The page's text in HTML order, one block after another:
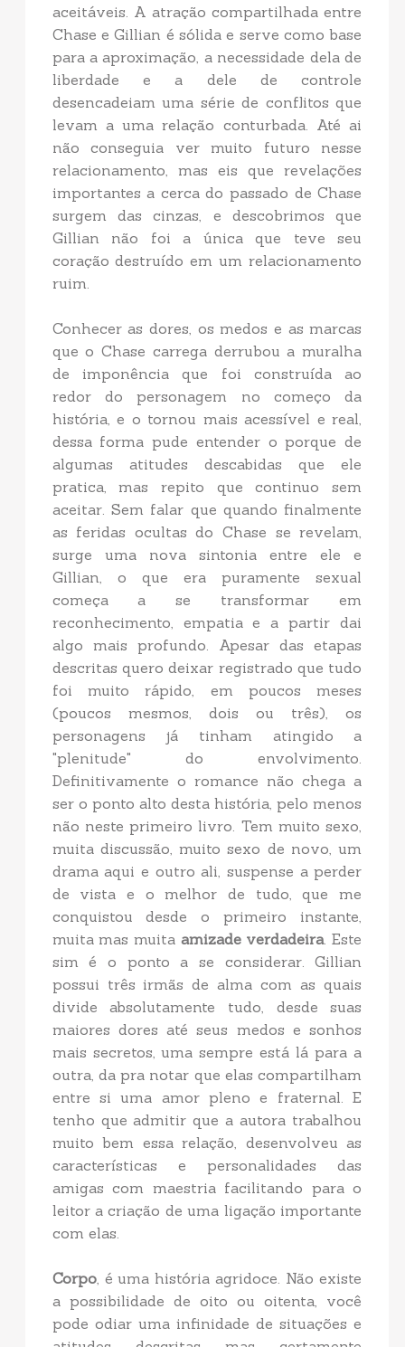
aceitáveis. A atração compartilhada entre
Chase e Gillian é sólida e serve como base
para a aproximação, a necessidade dela de
liberdade e a dele de controle
desencadeiam uma série de conflitos que
levam a uma relação conturbada. Até ai
não conseguia ver muito futuro nesse
relacionamento, mas eis que revelações
importantes a cerca do passado de Chase
surgem das cinzas, e descobrimos que
Gillian não foi a única que teve seu
coração destruído em um relacionamento
ruim.
Conhecer as dores, os medos e as marcas
que o Chase carrega derrubou a muralha
de imponência que foi construída ao
redor do personagem no começo da
história, e o tornou mais acessível e real,
dessa forma pude entender o porque de
algumas atitudes descabidas que ele
pratica, mas repito que continuo sem
aceitar. Sem falar que quando finalmente
as feridas ocultas do Chase se revelam,
surge uma nova sintonia entre ele e
Gillian, o que era puramente sexual
começa a se transformar em
reconhecimento, empatia e a partir dai
algo mais profundo. Apesar das etapas
descritas quero deixar registrado que tudo
foi muito rápido, em poucos meses
(poucos mesmos, dois ou três), os
personagens já tinham atingido a
"plenitude" do envolvimento.
Definitivamente o romance não chega a
ser o ponto alto desta história, pelo menos
não neste primeiro livro. Tem muito sexo,
muita discussão, muito sexo de novo, um
drama aqui e outro ali, suspense a perder
de vista e o melhor de tudo, que me
conquistou desde o primeiro instante,
muita mas muita amizade verdadeira. Este
sim é o ponto a se considerar. Gillian
possui três irmãs de alma com as quais
divide absolutamente tudo, desde suas
maiores dores até seus medos e sonhos
mais secretos, uma sempre está lá para a
outra, da pra notar que elas compartilham
entre si uma amor pleno e fraternal. E
tenho que admitir que a autora trabalhou
muito bem essa relação, desenvolveu as
características e personalidades das
amigas com maestria facilitando para o
leitor a criação de uma ligação importante
com elas.
Corpo, é uma história agridoce. Não existe
a possibilidade de oito ou oitenta, você
pode odiar uma infinidade de situações e